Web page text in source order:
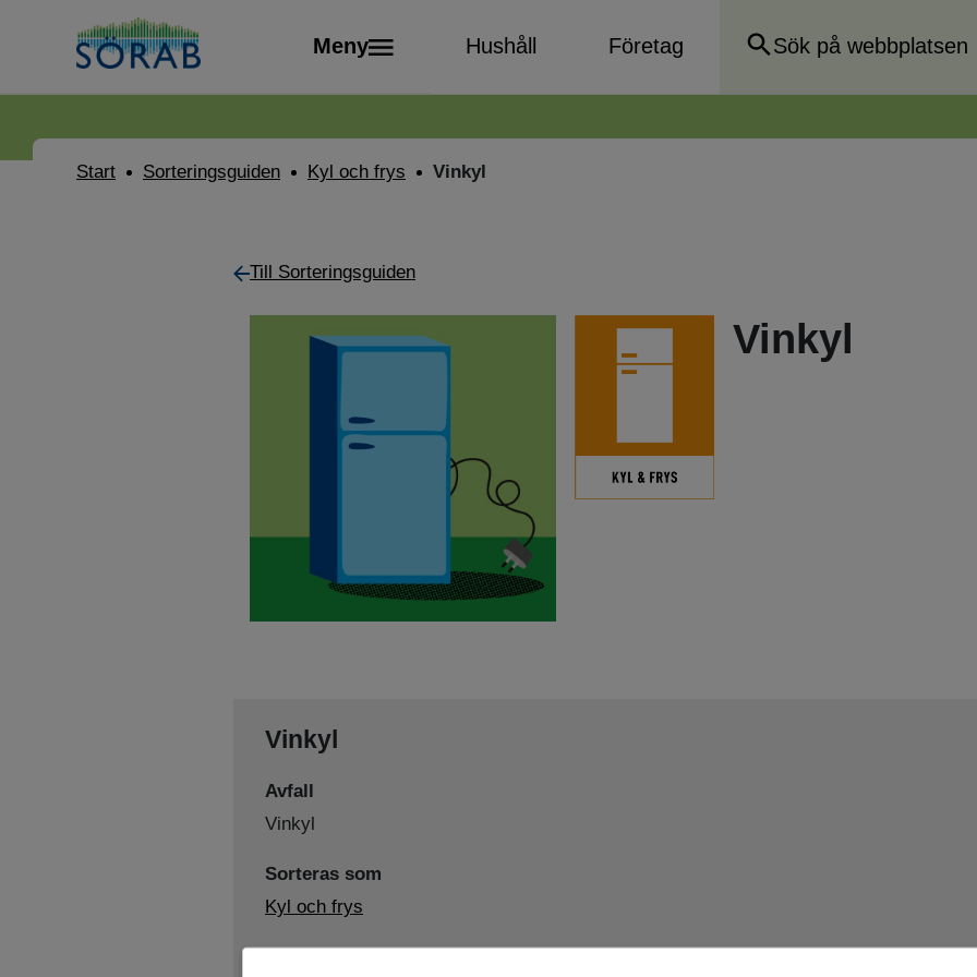
Meny Hushåll Företag
Start Sorteringsguiden Kyl och frys Vinkyl
Till Sorteringsguiden
Vinkyl
Vinkyl
Avfall
Vinkyl
Sorteras som
Kyl och frys